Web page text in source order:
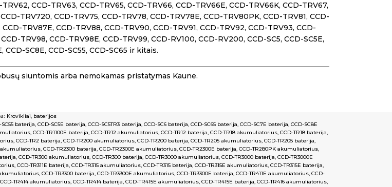
CCD-TRV63, CCD-TRV65, CCD-TRV66, CCD-TRV66E, CCD-TRV66K, CCD-TRV67,
TRV720, CCD-TRV75, CCD-TRV78, CCD-TRV78E, CCD-TRV80PK, CCD-TRV81, CCD-
TRV87E, CCD-TRV88, CCD-TRV90, CCD-TRV91, CCD-TRV92, CCD-TRV93, CCD-
TRV98, CCD-TRV98E, CCD-TRV99, CCD-RV100, CCD-RV200, CCD-SC5, CCD-SC5E,
CCD-SC8E, CCD-SC55, CCD-SC65 ir kitais.
siuntomis arba nemokamas pristatymas Kaune.
Krovikliai, baterijos
SC55 baterija, CCD-SC5E baterija, CCD-SC5TR3 baterija, CCD-SC6 baterija, CCD-SC65 baterija, CCD-SC7E baterija, CCD-SC8E
, CCD-TR1100E baterija, CCD-TR12 akumuliatorius, CCD-TR12 baterija, CCD-TR18 akumuliatorius, CCD-TR18 baterija,
, CCD-TR2 baterija, CCD-TR200 akumuliatorius, CCD-TR200 baterija, CCD-TR205 akumuliatorius, CCD-TR205 baterija,
akumuliatorius, CCD-TR2300 baterija, CCD-TR2300E akumuliatorius, CCD-TR2300E baterija, CCD-TR280PK akumuliatorius,
, CCD-TR300 akumuliatorius, CCD-TR300 baterija, CCD-TR3000 akumuliatorius, CCD-TR3000 baterija, CCD-TR3000E
, CCD-TR311E baterija, CCD-TR315 akumuliatorius, CCD-TR315 baterija, CCD-TR315E akumuliatorius, CCD-TR315E baterija,
akumuliatorius, CCD-TR3300 baterija, CCD-TR3300E akumuliatorius, CCD-TR3300E baterija, CCD-TR411E akumuliatorius, CCD-
CCD-TR414 akumuliatorius, CCD-TR414 baterija, CCD-TR415E akumuliatorius, CCD-TR415E baterija, CCD-TR416 akumuliatorius,